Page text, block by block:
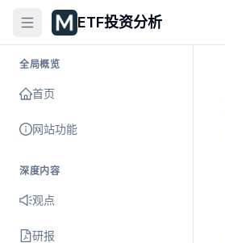
ETF投资分析
全局概览
首页
网站功能
深度内容
观点
研报